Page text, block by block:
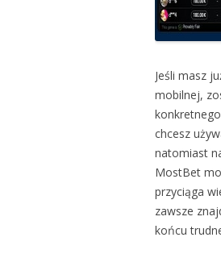
Jeśli masz
mobilnej,
chcesz
natomiast
MostBet
przyciąga
zawsze
końcu